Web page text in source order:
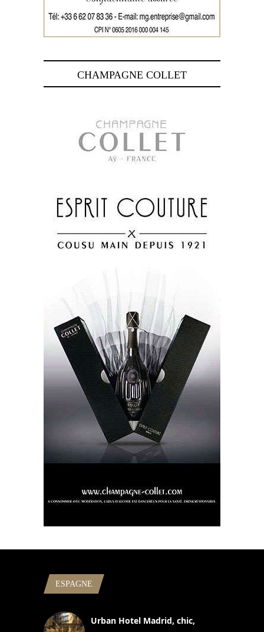
CHAMPAGNE COLLET
ESPAGNE
Urban Hotel Madrid, chic,